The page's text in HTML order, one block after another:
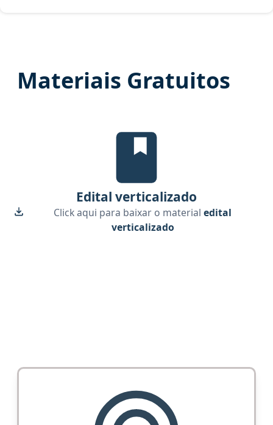
Materiais Gratuitos
Edital Verticalizado, material
Edital verticalizado
Click aqui para baixar o materialedital
verticalizado